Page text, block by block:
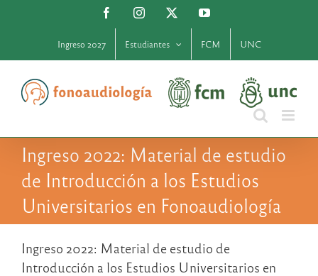
FacebookInstagram YouTube
Ingreso 2027 Estudiantes FCM UNC
Ingreso 2022: Material de estudio
de Introducción a los Estudios
Universitarios en Fonoaudiología
Ingreso 2022: Material de estudio de
Introducción a los Estudios Universitarios en